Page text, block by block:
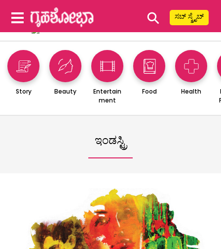
⚲ ಸಬ್ ಸ್ಕ್ರೈಬ್
Story Beauty
Entertain
ment
Food Health
ಇಂಡಸ್ಟ್ರಿ